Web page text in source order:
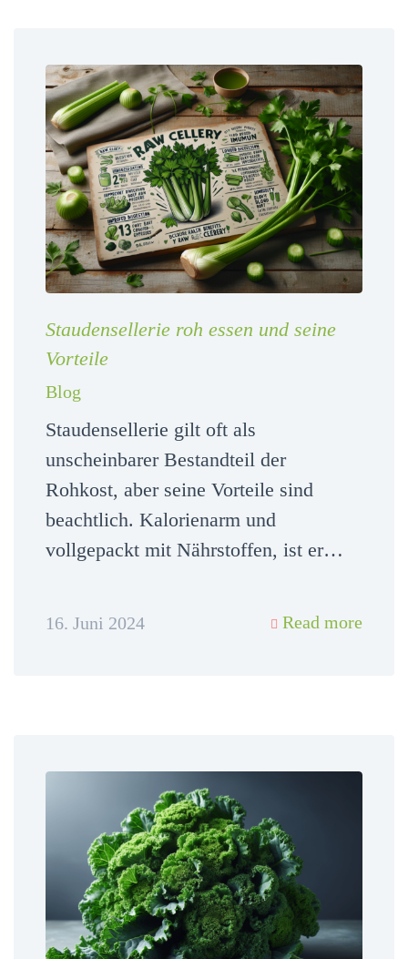
Staudensellerie roh essen und seine
Vorteile
Blog
Staudensellerie gilt oft als
unscheinbarer Bestandteil der
Rohkost, aber seine Vorteile sind
beachtlich. Kalorienarm und
vollgepackt mit Nährstoffen, ist er…
16. Juni 2024 Read more